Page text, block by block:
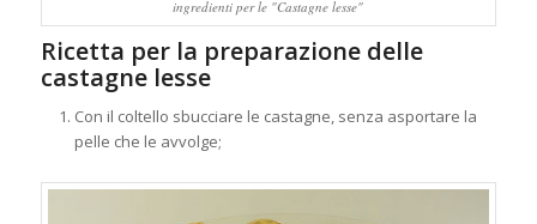
ingredienti per le "Castagne lesse"
Ricetta per la preparazione delle
castagne lesse
Con il coltello sbucciare le castagne, senza asportare la
pelle che le avvolge;